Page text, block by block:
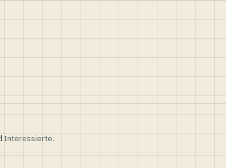
Interessierte.